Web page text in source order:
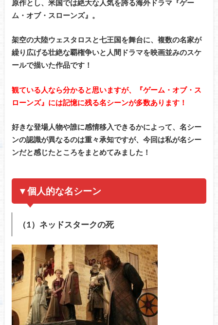
原作とし、米国では絶大な人気を誇る海外ドラマ『ゲー
ム・オブ・スローンズ』。
架空の大陸ウェスタロスと七王国を舞台に、複数の名家が
繰り広げる壮絶な覇権争いと人間ドラマを映画並みのスケ
ールで描いた作品です！
観ている人なら分かると思いますが、『ゲーム・オブ・ス
ローンズ』には記憶に残る名シーンが多数あります！
好きな登場人物や誰に感情移入できるかによって、名シー
ンの認識が異なるのは重々承知ですが、今回は私が名シー
ンだと感じたところをまとめてみました！
▼個人的な名シーン
（1）ネッドスタークの死